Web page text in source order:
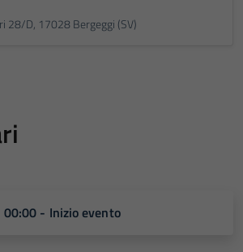
28/D, 17028 Bergeggi (SV)
00:00 - Inizio evento